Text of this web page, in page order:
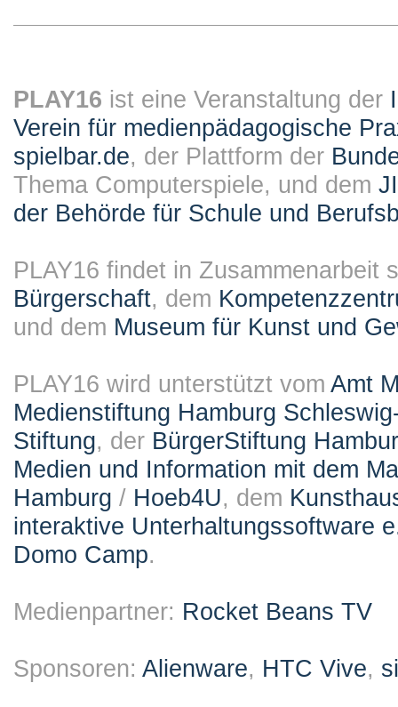
PLAY16 ist eine Veranstaltung der
Verein für medienpädagogische
spielbar.de, der Plattform der
Thema Computerspiele, und dem
der Behörde für Schule und
PLAY16 findet in Zusammenarbeit
Bürgerschaft, dem
und dem Museum für Kunst und
PLAY16 wird unterstützt vom Amt
Medienstiftung Hamburg
Stiftung, der BürgerStiftung
Medien und Information mit dem
Hamburg / Hoeb4U, dem
interaktive Unterhaltungssoftware
Domo Camp.
Medienpartner: Rocket Beans TV
Sponsoren: Alienware, HTC Vive,